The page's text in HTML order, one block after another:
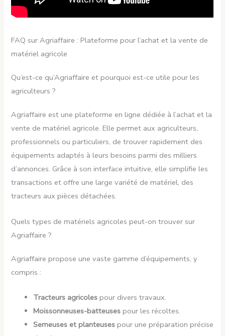
FAQ sur Agriaffaire : Plateforme pour l’achat et la vente de
matériel agricole
Qu’est-ce qu’Agriaffaire et pourquoi est-ce utile pour les
agriculteurs ?
Agriaffaire est une plateforme en ligne dédiée à l’achat et la
vente de matériel agricole. Elle permet aux agriculteurs,
professionnels ou particuliers, de trouver rapidement des
équipements adaptés à leurs besoins parmi des milliers
d’annonces. Grâce à son interface intuitive, elle simplifie les
transactions et offre une large variété de matériel, des
tracteurs aux pièces détachées.
Quels types de matériels agricoles peut-on trouver sur
Agriaffaire ?
Agriaffaire propose une vaste gamme d’équipements, y
compris :
Tracteurs agricoles pour divers travaux.
Moissonneuses-batteuses pour les récoltes.
Semeuses et planteuses pour une préparation précise